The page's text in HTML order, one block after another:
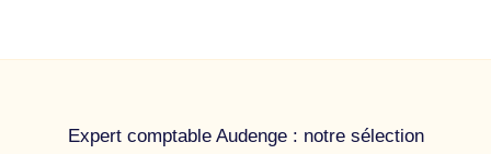
Expert comptable Audenge : notre sélection